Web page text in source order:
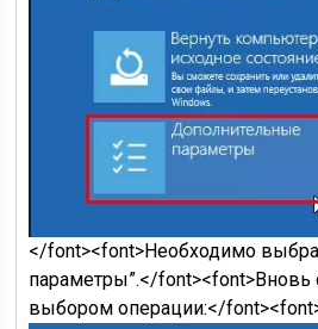
</font><font>Необходимо
параметры”.</font><font>Вновь
выбором операции:</